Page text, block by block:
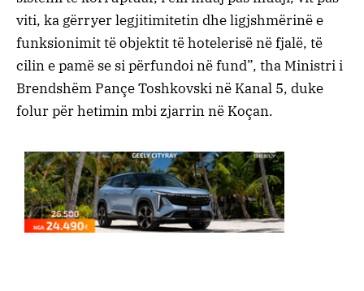
viti, ka gërryer legjitimitetin dhe ligjshmërinë e
funksionimit të objektit të hotelerisë në fjalë, të
cilin e pamë se si përfundoi në fund”, tha Ministri i
Brendshëm Pançe Toshkovski në Kanal 5, duke
folur për hetimin mbi zjarrin në Koçan.